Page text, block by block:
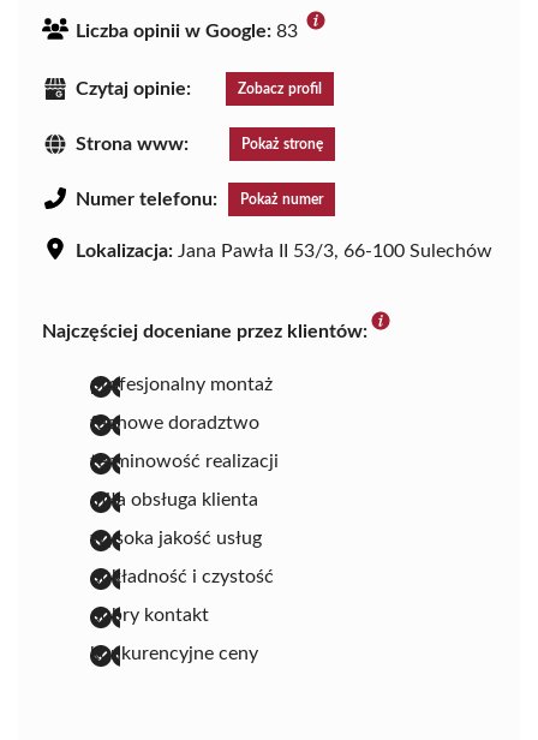
Liczba opinii w Google: 83
Czytaj opinie: Zobacz profil
Strona www: Pokaż stronę
Numer telefonu: Pokaż numer
Lokalizacja: Jana Pawła II 53/3, 66-100 Sulechów
Najczęściej doceniane przez klientów:
profesjonalny montaż
fachowe doradztwo
terminowość realizacji
miła obsługa klienta
wysoka jakość usług
dokładność i czystość
dobry kontakt
konkurencyjne ceny